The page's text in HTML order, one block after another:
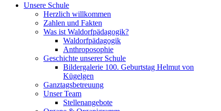
Unsere Schule
Herzlich willkommen
Zahlen und Fakten
Was ist Waldorfpädagogik?
Waldorfpädagogik
Anthroposophie
Geschichte unserer Schule
Bildergalerie 100. Geburtstag Helmut von
Kügelgen
Ganztagsbetreuung
Unser Team
Stellenangebote